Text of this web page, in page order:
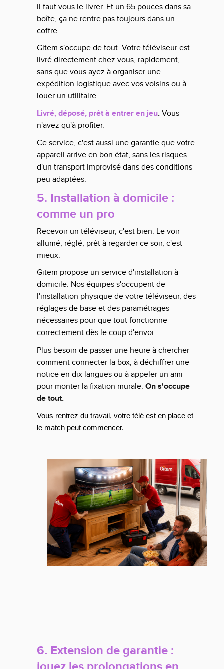
il faut vous le livrer. Et un 65 pouces dans sa
boîte, ça ne rentre pas toujours dans un
coffre.
Gitem s'occupe de tout. Votre téléviseur est
livré directement chez vous, rapidement,
sans que vous ayez à organiser une
expédition logistique avec vos voisins ou à
louer un utilitaire.
Livré, déposé, prêt à entrer en jeu. Vous
n'avez qu'à profiter.
Ce service, c'est aussi une garantie que votre
appareil arrive en bon état, sans les risques
d'un transport improvisé dans des conditions
peu adaptées.
5. Installation à domicile :
comme un pro
Recevoir un téléviseur, c'est bien. Le voir
allumé, réglé, prêt à regarder ce soir, c'est
mieux.
Gitem propose un service d'installation à
domicile. Nos équipes s'occupent de
l'installation physique de votre téléviseur, des
réglages de base et des paramétrages
nécessaires pour que tout fonctionne
correctement dès le coup d'envoi.
Plus besoin de passer une heure à chercher
comment connecter la box, à déchiffrer une
notice en dix langues ou à appeler un ami
pour monter la fixation murale. On s'occupe
de tout.
Vous rentrez du travail, votre télé est en place et
le match peut commencer.
6. Extension de garantie :